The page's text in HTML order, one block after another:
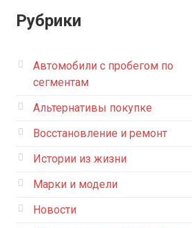
Рубрики
Автомобили с пробегом по
сегментам
Альтернативы покупке
Восстановление и ремонт
Истории из жизни
Марки и модели
Новости